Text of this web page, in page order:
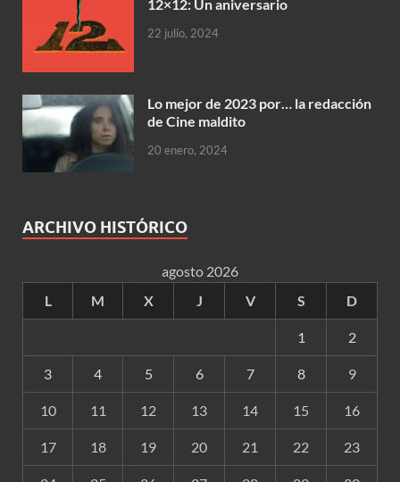
12×12: Un aniversario
22 julio, 2024
Lo mejor de 2023 por… la redacción
de Cine maldito
20 enero, 2024
ARCHIVO HISTÓRICO
agosto 2026
L
M X J V S D
1 2
3 4 5 6 7 8 9
10 11 12 13 14 15 16
17 18 19 20 21 22 23